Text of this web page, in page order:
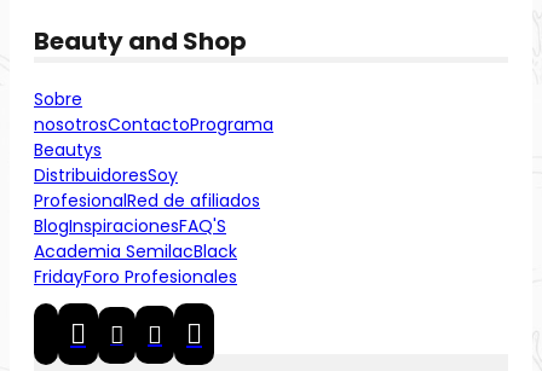
Beauty and Shop
Sobre
nosotrosContactoPrograma
Beautys
DistribuidoresSoy
ProfesionalRed de afiliados
BlogInspiracionesFAQ'S
Academia SemilacBlack
FridayForo Profesionales